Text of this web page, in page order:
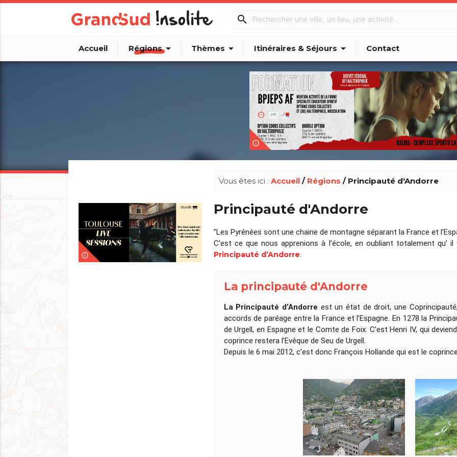
search
Accueil Régionsarrow_drop_down Thèmes arrow_drop_down Itinéraires & Séjours arrow_drop_down Contact
info_outline
info_outline
Vous êtes ici : Accueil/ Régions / Principauté d'Andorre
Principauté d'Andorre
"Les Pyrénées sont une chaine de montagne séparant la France et
C’est ce que nous apprenions à l’école, en oubliant totalement qu’
Principauté d’Andorre.
La principauté d'Andorre
La Principauté d’Andorre est un état de droit, une
accords de paréage entre la France et l’Espagne. En 1278 la
de Urgell, en Espagne et le Comte de Foix. C’est Henri IV, qui
coprince restera l’Evêque de Seu de Urgell.
Depuis le 6 mai 2012, c’est donc François Hollande qui est le